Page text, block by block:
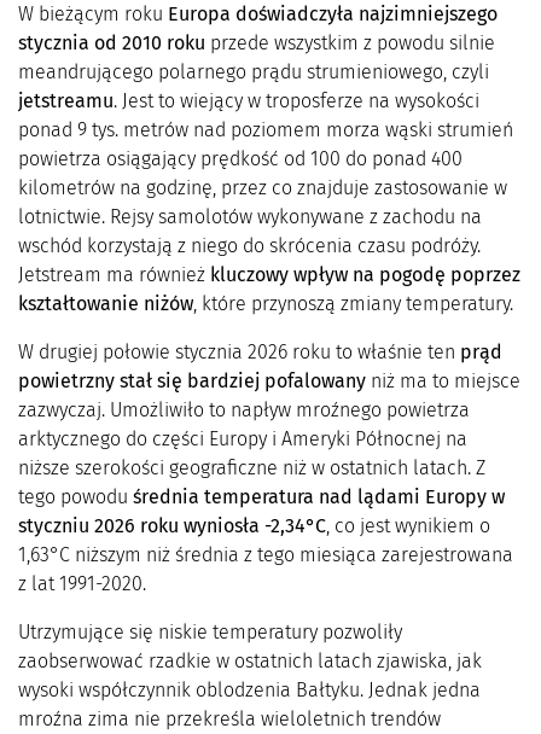
W bieżącym roku Europa doświadczyła najzimniejszego
stycznia od 2010 roku przede wszystkim z powodu silnie
meandrującego polarnego prądu strumieniowego, czyli
jetstreamu. Jest to wiejący w troposferze na wysokości
ponad 9 tys. metrów nad poziomem morza wąski strumień
powietrza osiągający prędkość od 100 do ponad 400
kilometrów na godzinę, przez co znajduje zastosowanie w
lotnictwie. Rejsy samolotów wykonywane z zachodu na
wschód korzystają z niego do skrócenia czasu podróży.
Jetstream ma również kluczowy wpływ na pogodę poprzez
kształtowanie niżów, które przynoszą zmiany temperatury.
W drugiej połowie stycznia 2026 roku to właśnie ten prąd
powietrzny stał się bardziej pofalowany niż ma to miejsce
zazwyczaj. Umożliwiło to napływ mroźnego powietrza
arktycznego do części Europy i Ameryki Północnej na
niższe szerokości geograficzne niż w ostatnich latach. Z
tego powodu średnia temperatura nad lądami Europy w
styczniu 2026 roku wyniosła -2,34°C, co jest wynikiem o
1,63°C niższym niż średnia z tego miesiąca zarejestrowana
z lat 1991-2020.
Utrzymujące się niskie temperatury pozwoliły
zaobserwować rzadkie w ostatnich latach zjawiska, jak
wysoki współczynnik oblodzenia Bałtyku. Jednak jedna
mroźna zima nie przekreśla wieloletnich trendów